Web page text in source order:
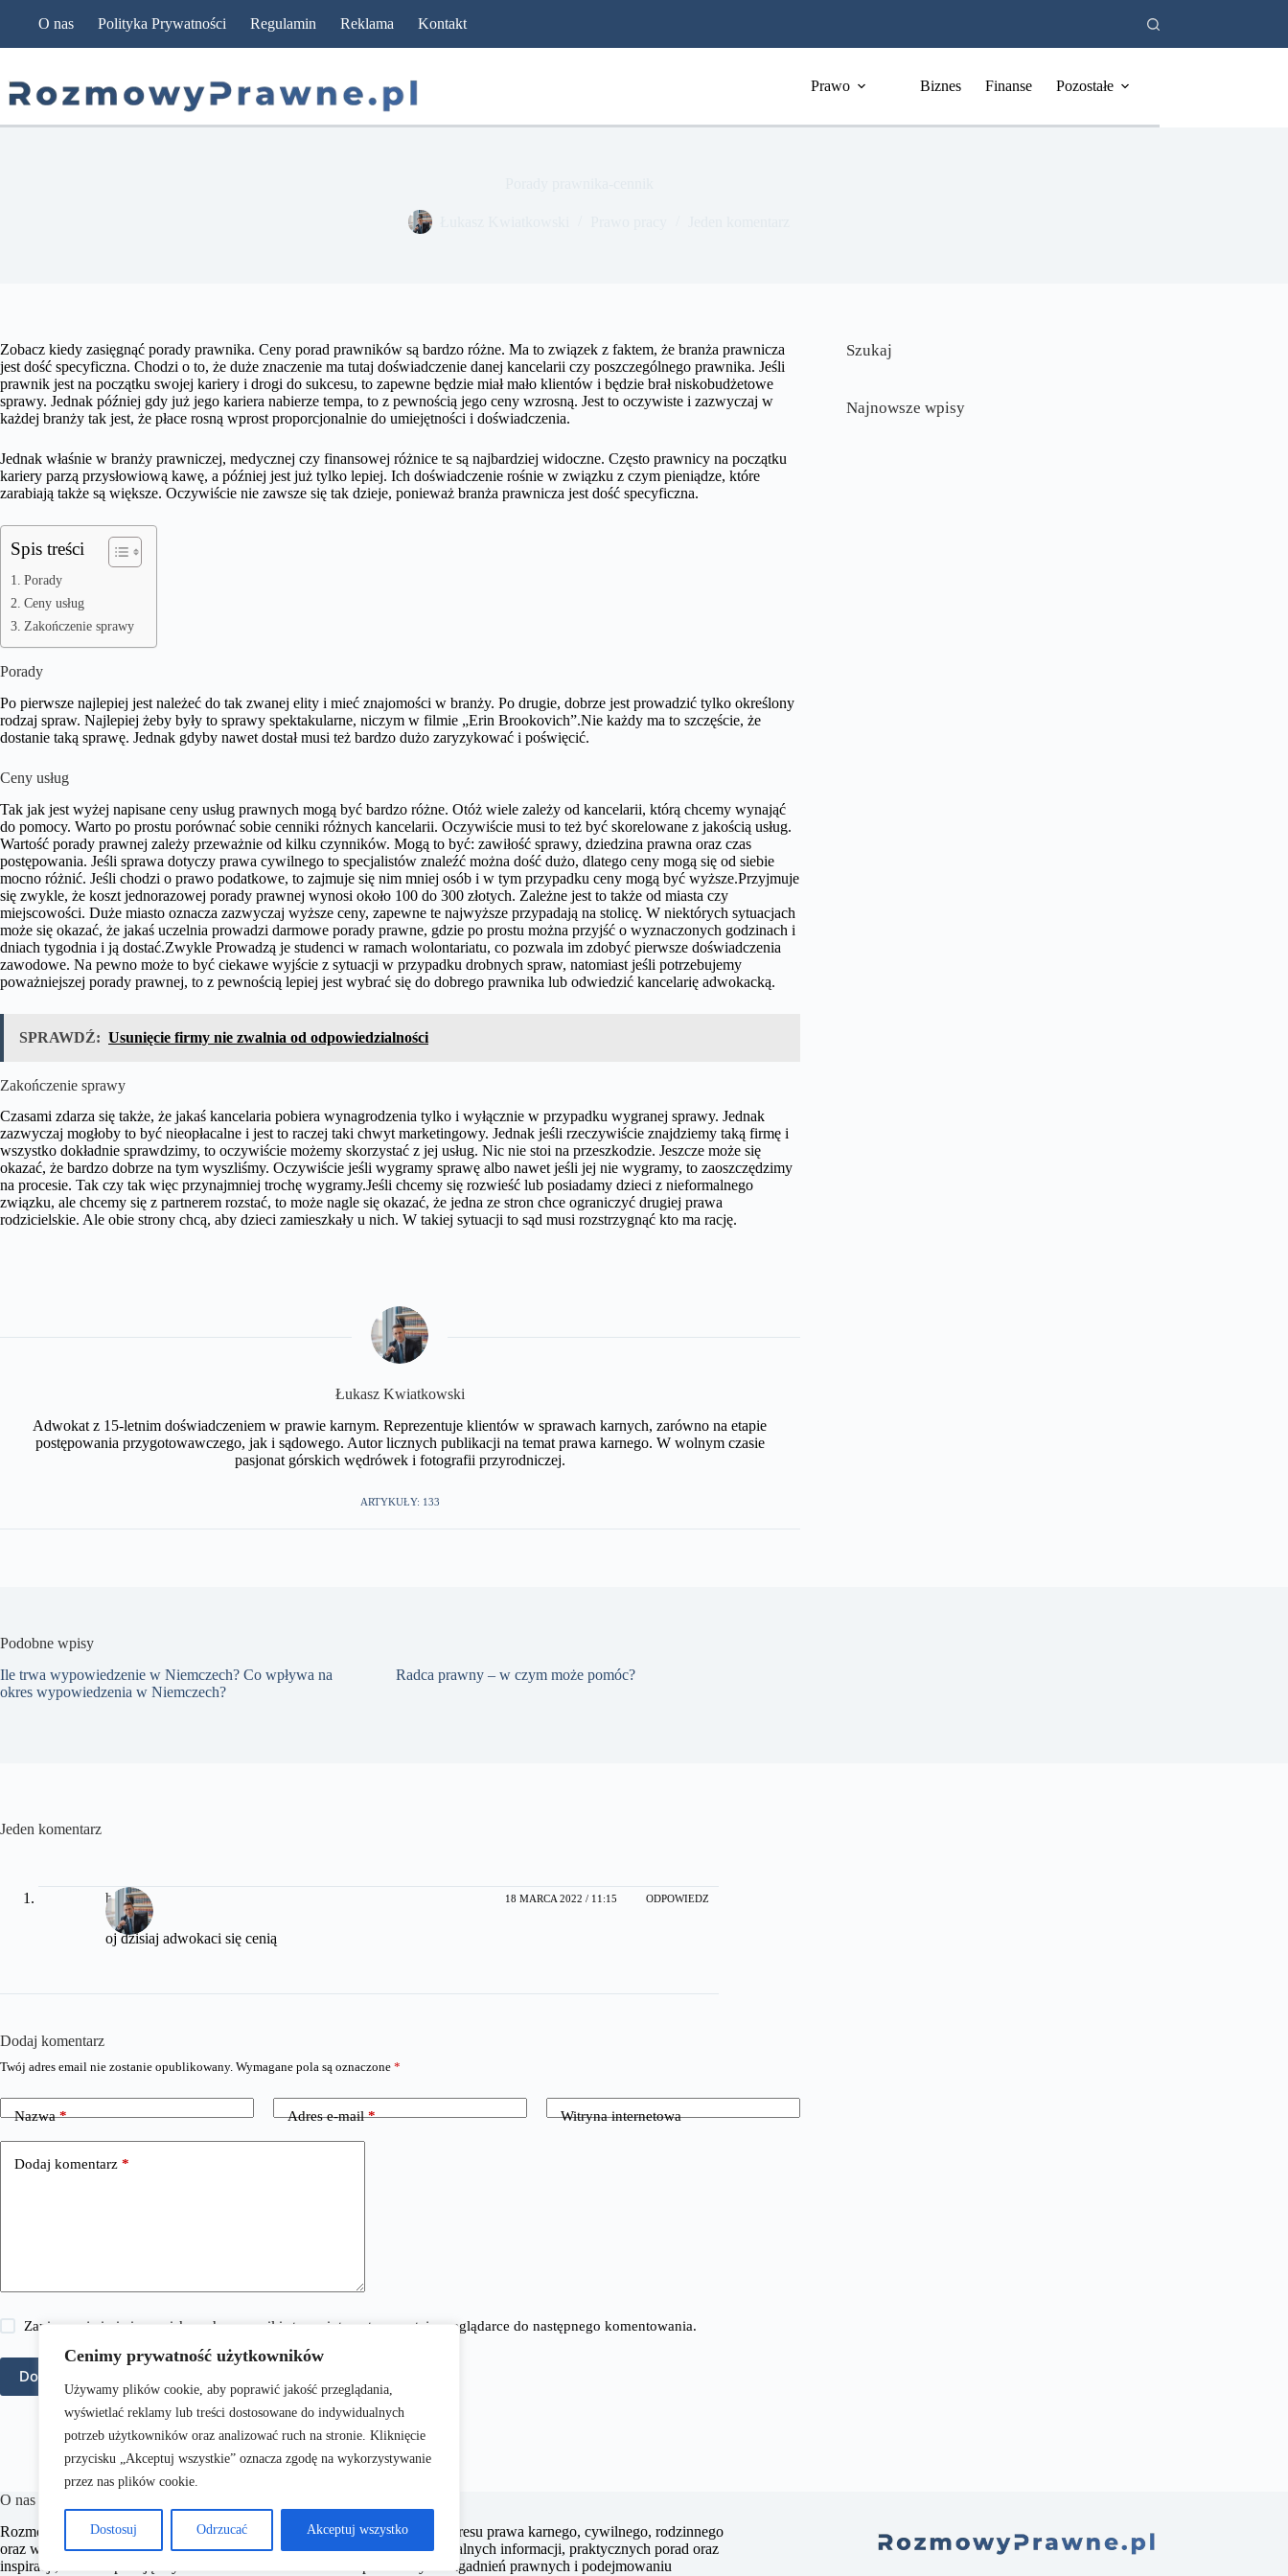
Cenimy prywatność użytkowników
Używamy plików cookie, aby poprawić jakość przeglądania,
wyświetlać reklamy lub treści dostosowane do indywidualnych
potrzeb użytkowników oraz analizować ruch na stronie. Kliknięcie
przycisku „Akceptuj wszystkie” oznacza zgodę na wykorzystywanie
przez nas plików cookie.
Dostosuj Odrzucać Akceptuj wszystko
O nas Polityka Prywatności Regulamin Reklama Kontakt
Prawo Biznes Finanse Pozostałe
Zobacz kiedy zasięgnąć porady prawnika. Ceny porad prawników są bardzo różne. Ma to związek z faktem, że branża prawnicza
jest dość specyficzna. Chodzi o to, że duże znaczenie ma tutaj doświadczenie danej kancelarii czy poszczególnego prawnika. Jeśli
prawnik jest na początku swojej kariery i drogi do sukcesu, to zapewne będzie miał mało klientów i będzie brał niskobudżetowe
sprawy. Jednak później gdy już jego kariera nabierze tempa, to z pewnością jego ceny wzrosną. Jest to oczywiste i zazwyczaj w
każdej branży tak jest, że płace rosną wprost proporcjonalnie do umiejętności i doświadczenia.
Jednak właśnie w branży prawniczej, medycznej czy finansowej różnice te są najbardziej widoczne. Często prawnicy na początku
kariery parzą przysłowiową kawę, a później jest już tylko lepiej. Ich doświadczenie rośnie w związku z czym pieniądze, które
zarabiają także są większe. Oczywiście nie zawsze się tak dzieje, ponieważ branża prawnicza jest dość specyficzna.
Spis treści
Porady
Ceny usług
Zakończenie sprawy
Porady
Po pierwsze najlepiej jest należeć do tak zwanej elity i mieć znajomości w branży. Po drugie, dobrze jest prowadzić tylko określony
rodzaj spraw. Najlepiej żeby były to sprawy spektakularne, niczym w filmie „Erin Brookovich”.Nie każdy ma to szczęście, że
dostanie taką sprawę. Jednak gdyby nawet dostał musi też bardzo dużo zaryzykować i poświęcić.
Ceny usług
Tak jak jest wyżej napisane ceny usług prawnych mogą być bardzo różne. Otóż wiele zależy od kancelarii, którą chcemy wynająć
do pomocy. Warto po prostu porównać sobie cenniki różnych kancelarii. Oczywiście musi to też być skorelowane z jakością usług.
Wartość porady prawnej zależy przeważnie od kilku czynników. Mogą to być: zawiłość sprawy, dziedzina prawna oraz czas
postępowania. Jeśli sprawa dotyczy prawa cywilnego to specjalistów znaleźć można dość dużo, dlatego ceny mogą się od siebie
mocno różnić. Jeśli chodzi o prawo podatkowe, to zajmuje się nim mniej osób i w tym przypadku ceny mogą być wyższe.Przyjmuje
się zwykle, że koszt jednorazowej porady prawnej wynosi około 100 do 300 złotych. Zależne jest to także od miasta czy
miejscowości. Duże miasto oznacza zazwyczaj wyższe ceny, zapewne te najwyższe przypadają na stolicę. W niektórych sytuacjach
może się okazać, że jakaś uczelnia prowadzi darmowe porady prawne, gdzie po prostu można przyjść o wyznaczonych godzinach i
dniach tygodnia i ją dostać.Zwykle Prowadzą je studenci w ramach wolontariatu, co pozwala im zdobyć pierwsze doświadczenia
zawodowe. Na pewno może to być ciekawe wyjście z sytuacji w przypadku drobnych spraw, natomiast jeśli potrzebujemy
poważniejszej porady prawnej, to z pewnością lepiej jest wybrać się do dobrego prawnika lub odwiedzić kancelarię adwokacką.
SPRAWDŹ: Usunięcie firmy nie zwalnia od odpowiedzialności
Zakończenie sprawy
Czasami zdarza się także, że jakaś kancelaria pobiera wynagrodzenia tylko i wyłącznie w przypadku wygranej sprawy. Jednak
zazwyczaj mogłoby to być nieopłacalne i jest to raczej taki chwyt marketingowy. Jednak jeśli rzeczywiście znajdziemy taką firmę i
wszystko dokładnie sprawdzimy, to oczywiście możemy skorzystać z jej usług. Nic nie stoi na przeszkodzie. Jeszcze może się
okazać, że bardzo dobrze na tym wyszliśmy. Oczywiście jeśli wygramy sprawę albo nawet jeśli jej nie wygramy, to zaoszczędzimy
na procesie. Tak czy tak więc przynajmniej trochę wygramy.Jeśli chcemy się rozwieść lub posiadamy dzieci z nieformalnego
związku, ale chcemy się z partnerem rozstać, to może nagle się okazać, że jedna ze stron chce ograniczyć drugiej prawa
rodzicielskie. Ale obie strony chcą, aby dzieci zamieszkały u nich. W takiej sytuacji to sąd musi rozstrzygnąć kto ma rację.
​Łukasz Kwiatkowski
Adwokat z 15-letnim doświadczeniem w prawie karnym. Reprezentuje klientów w sprawach karnych, zarówno na etapie
postępowania przygotowawczego, jak i sądowego. Autor licznych publikacji na temat prawa karnego. W wolnym czasie
pasjonat górskich wędrówek i fotografii przyrodniczej.​
ARTYKUŁY: 133
Szukaj
Najnowsze wpisy
Podobne wpisy
Ile trwa wypowiedzenie w Niemczech? Co wpływa na
okres wypowiedzenia w Niemczech?
Radca prawny – w czym może pomóc?
Jeden komentarz
biedny 18 MARCA 2022 / 11:15 ODPOWIEDZ
oj dzisiaj adwokaci się cenią
Dodaj komentarz
Twój adres email nie zostanie opublikowany. Wymagane pola są oznaczone *
Nazwa* Adres e-mail* Witryna internetowa
Dodaj komentarz *
Zapisz moje imię i nazwisko, adres e-mail i stronę internetową w tej przeglądarce do następnego komentowania.
Dodaj komentarz
O nas
RozmowyPrawne.pl to portal internetowy oferujący różnorodne treści z zakresu prawa karnego, cywilnego, rodzinnego
oraz wielu innych dziedzin prawnych. Naszym celem jest dostarczanie aktualnych informacji, praktycznych porad oraz
inspiracji, które wspierają czytelników w zrozumieniu skomplikowanych zagadnień prawnych i podejmowaniu